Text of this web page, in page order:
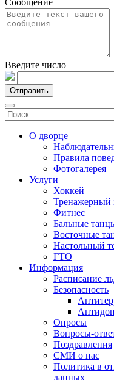
Введите число
Отправить
О дворце
Правила
Фотогалерея
Услуги
Хоккей
Тренажерный
Фитнес
Бальные
Восточные
Настольный
ГТО
Информация
Расписание
Безопасность
Опросы
Вопросы-
Поздравления
СМИ о нас
Политика в
данных